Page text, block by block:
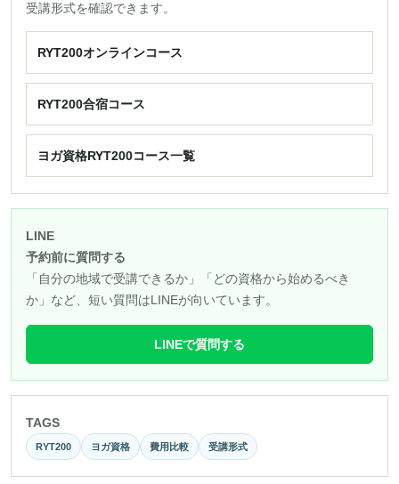
受講形式を確認できます。
RYT200オンラインコース
RYT200合宿コース
ヨガ資格RYT200コース一覧
LINE
予約前に質問する
「自分の地域で受講できるか」「どの資格から始めるべき
か」など、短い質問はLINEが向いています。
LINEで質問する
TAGS
RYT200 ヨガ資格 費用比較 受講形式